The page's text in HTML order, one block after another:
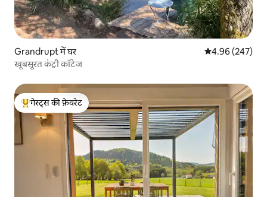
Grandrupt में घर औसत रेटिंग 5 में से
4.96 (247)
खूबसूरत कंट्री कॉटेज
गेस्ट्स का टॉप फ़ेवरेट
गेस्ट्स की फ़ेवरेट